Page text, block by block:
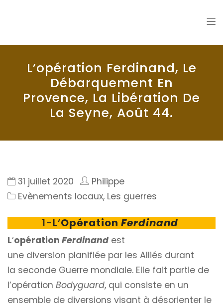
L’opération Ferdinand, Le
Débarquement En
Provence, La Libération De
La Seyne, Août 44.
31 juillet 2020
Philippe
Evènements locaux, Les guerres
1-L‘Opération Ferdinand
L‘opération Ferdinandest
une diversion planifiée par les Alliés durant
la seconde Guerre mondiale. Elle fait partie de
l’opération Bodyguard, qui consiste en un
ensemble de diversions visant à désorienter le